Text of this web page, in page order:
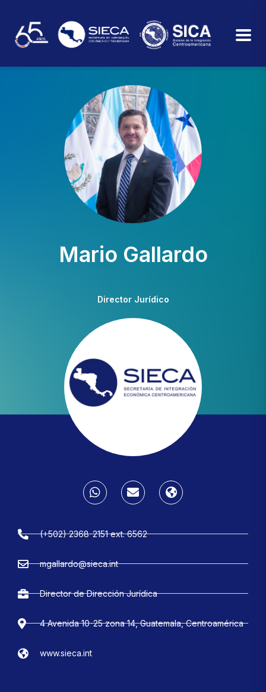
Mario Gallardo​
Director Jurídico
(+502) 2368-2151 ext. 6562
mgallardo@sieca.int
Director de Dirección Jurídica
4 Avenida 10-25 zona 14, Guatemala, Centroamérica
www.sieca.int